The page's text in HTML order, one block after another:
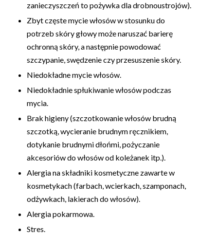
zanieczyszczeń to pożywka dla drobnoustrojów).
Zbyt częste mycie włosów w stosunku do
potrzeb skóry głowy może naruszać barierę
ochronną skóry, a następnie powodować
szczypanie, swędzenie czy przesuszenie skóry.
Niedokładne mycie włosów.
Niedokładnie spłukiwanie włosów podczas
mycia.
Brak higieny (szczotkowanie włosów brudną
szczotką, wycieranie brudnym ręcznikiem,
dotykanie brudnymi dłońmi, pożyczanie
akcesoriów do włosów od koleżanek itp.).
Alergia na składniki kosmetyczne zawarte w
kosmetykach (farbach, wcierkach, szamponach,
odżywkach, lakierach do włosów).
Alergia pokarmowa.
Stres.